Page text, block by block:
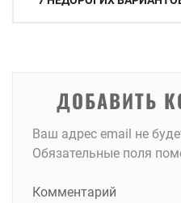
ДОБАВИТЬ
Ваш адрес email не
Обязательные поля
Комментарий